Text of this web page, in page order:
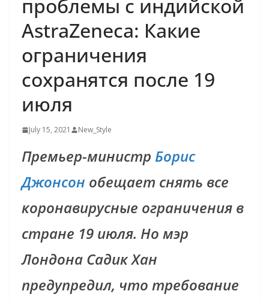
проблемы с индийской
AstraZeneca: Какие
ограничения
сохранятся после 19
июля
July 15, 2021 New_Style
Премьер-министр Борис
Джонсон обещает снять все
коронавирусные ограничения в
стране 19 июля. Но мэр
Лондона Садик Хан
предупредил, что требование